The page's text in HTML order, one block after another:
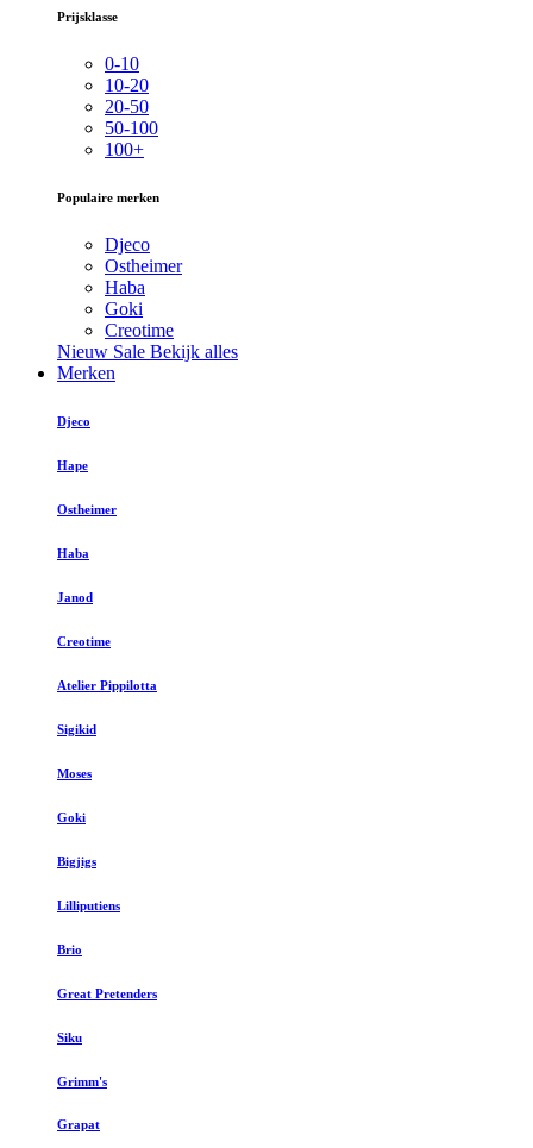
Prijsklasse
0-10
10-20
20-50
50-100
100+
Populaire merken
Djeco
Ostheimer
Haba
Goki
Creotime
Nieuw Sale Bekijk alles
Merken
Djeco
Hape
Ostheimer
Haba
Janod
Creotime
Atelier Pippilotta
Sigikid
Moses
Goki
Bigjigs
Lilliputiens
Brio
Great Pretenders
Siku
Grimm's
Grapat